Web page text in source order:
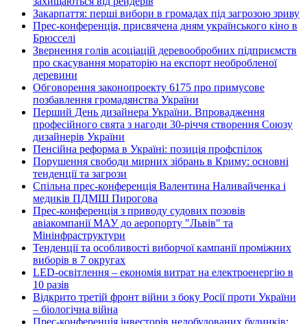
Закарпаття: перші вибори в громадах під загрозою зриву
Прес-конференція, присвячена дням українського кіно в
Брюсселі
Звернення голів асоціацій деревообробних підприємств
про скасування мораторію на експорт необробленої
деревини
Обговорення законопроекту 6175 про примусове
позбавлення громадянства України
Перший День дизайнера України. Впровадження
професійного свята з нагоди 30-річчя створення Союзу
дизайнерів України
Пенсійна реформа в Україні: позиція профспілок
Порушення свободи мирних зібрань в Криму: основні
тенденції та загрози
Спільна прес-конференція Валентина Наливайченка і
медиків ПДМШ Пирогова
Прес-конференція з приводу судових позовів
авіакомпанії МАУ до аеропорту "Львів" та
Мінінфраструктури
Тенденції та особливості виборчої кампанії проміжних
виборів в 7 округах
LED-освітлення – економія витрат на електроенергію в
10 разів
Відкрито третій фронт війни з боку Росії проти України
– біологічна війна
Прес-конференція інвесторів недобудованих будинків: